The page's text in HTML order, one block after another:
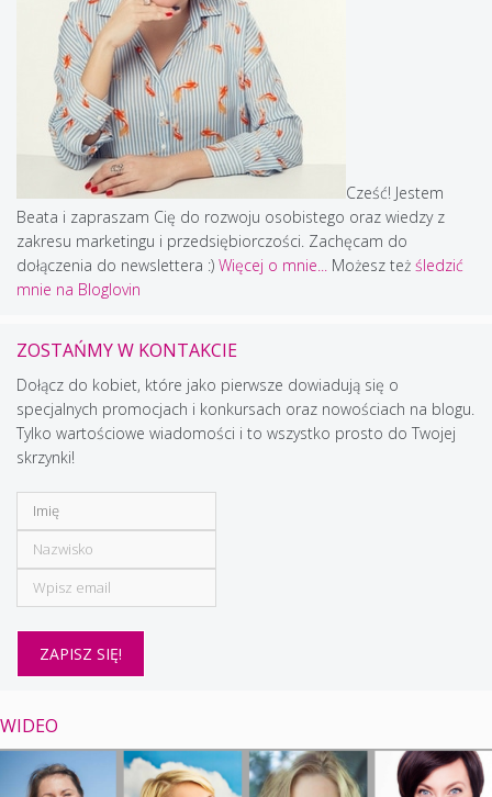
Cześć! Jestem
Beata i zapraszam Cię do rozwoju osobistego oraz wiedzy z
zakresu marketingu i przedsiębiorczości. Zachęcam do
dołączenia do newslettera :) Więcej o mnie... Możesz też śledzić
mnie na Bloglovin
ZOSTAŃMY W KONTAKCIE
Dołącz do kobiet, które jako pierwsze dowiadują się o
specjalnych promocjach i konkursach oraz nowościach na blogu.
Tylko wartościowe wiadomości i to wszystko prosto do Twojej
skrzynki!
WIDEO